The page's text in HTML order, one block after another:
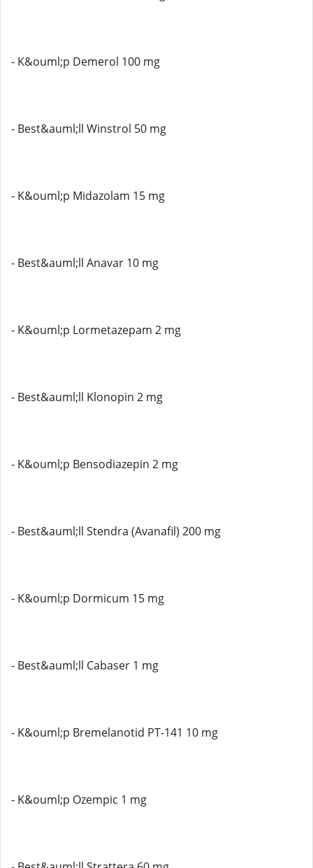
- K&ouml;p Demerol 100 mg
- Best&auml;ll Winstrol 50 mg
- K&ouml;p Midazolam 15 mg
- Best&auml;ll Anavar 10 mg
- K&ouml;p Lormetazepam 2 mg
- Best&auml;ll Klonopin 2 mg
- K&ouml;p Bensodiazepin 2 mg
- Best&auml;ll Stendra (Avanafil) 200 mg
- K&ouml;p Dormicum 15 mg
- Best&auml;ll Cabaser 1 mg
- K&ouml;p Bremelanotid PT-141 10 mg
- K&ouml;p Ozempic 1 mg